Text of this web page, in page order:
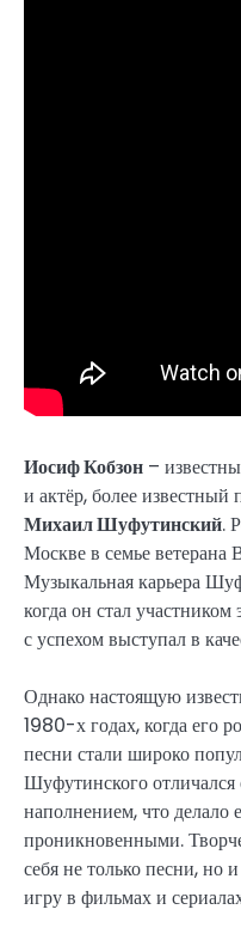
Иосиф Кобзон –
и актёр, более
Михаил Шуфутинский.
Москве в семье
Музыкальная карьера
когда он стал участником
с успехом выступал в
Однако настоящую
1980-х годах, когда его
песни стали широко
Шуфутинского
наполнением, что
проникновенными.
себя не только песни, но
игру в фильмах и